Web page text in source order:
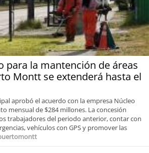
para la mantención de áreas
Montt se extenderá hasta el
aprobó el acuerdo con la empresa Núcleo
mensual de $284 millones. La concesión
trabajadores del periodo anterior, contar con
vehículos con GPS y promover las